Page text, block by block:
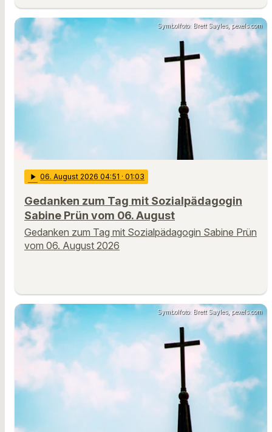
Symbolfoto: Brett Sayles, pexels.com
play_arrow 06. August 2026 04:51 · 01:03
Gedanken zum Tag mit Sozialpädagogin
Sabine Prün vom 06. August
Gedanken zum Tag mit Sozialpädagogin Sabine Prün
vom 06. August 2026
Symbolfoto: Brett Sayles, pexels.com